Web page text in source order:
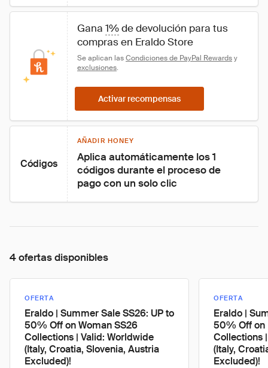
Gana 1% de devolución para tus
compras en Eraldo Store
Se aplican las Condiciones de PayPal Rewards y
exclusiones.
Activar recompensas
Códigos
AÑADIR HONEY
Aplica automáticamente los 1
códigos durante el proceso de
pago con un solo clic
4 ofertas disponibles
OFERTA
Eraldo | Summer Sale SS26: UP to
50% Off on Woman SS26
Collections | Valid: Worldwide
(Italy, Croatia, Slovenia, Austria
Excluded)!
OFERTA
Eraldo |
50% Off on
Collections
(Italy,
Excluded)!